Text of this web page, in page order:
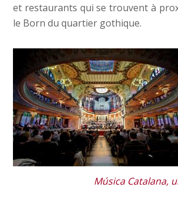
et restaurants qui se trouvent à
le Born du quartier gothique.
Música Catalana,